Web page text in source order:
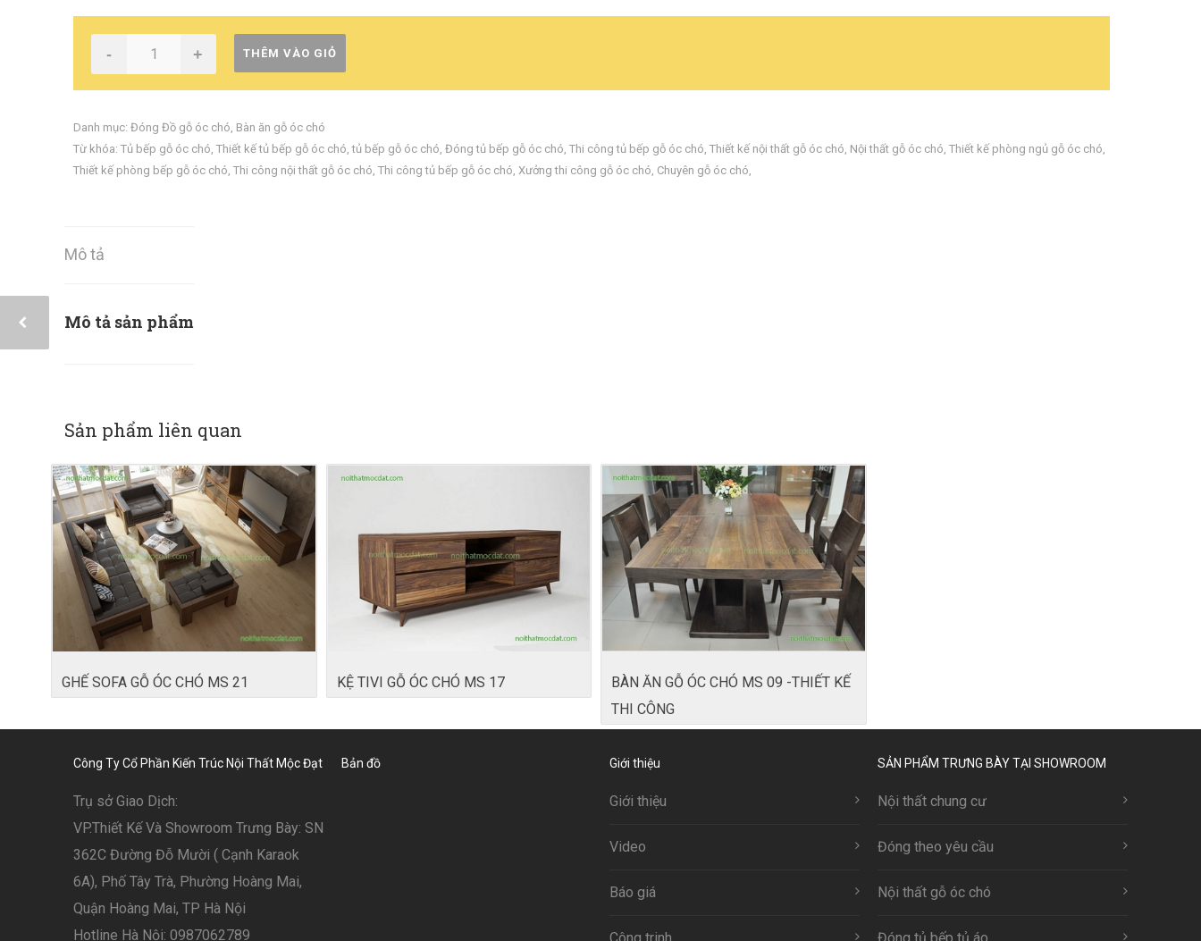
- + THÊM VÀO GIỎ
Danh mục: Đóng Đồ gỗ óc chó, Bàn ăn gỗ óc chó
Từ khóa: Tủ bếp gỗ óc chó, Thiết kế tủ bếp gỗ óc chó,tủ bếp gỗ óc chó, Đóng tủ bếp gỗ óc chó, Thi công tủ bếp gỗ óc chó, Thiết kế nội thất gỗ óc chó, Nội thất gỗ óc chó, Thiết kế phòng ngủ gỗ óc chó,
Thiết kế phòng bếp gỗ óc chó, Thi công nội thất gỗ óc chó, Thi công tủ bếp gỗ óc chó, Xưởng thi công gỗ óc chó, Chuyên gỗ óc chó,
Mô tả
Mô tả sản phẩm
Sản phẩm liên quan
GHẾ SOFA GỖ ÓC CHÓ MS 21 KỆ TIVI GỖ ÓC CHÓ MS 17
BÀN ĂN GỖ ÓC CHÓ MS 09 -THIẾT KẾ
THI CÔNG
Công Ty Cổ Phần Kiến Trúc Nội Thất Mộc Đạt
Trụ sở Giao Dịch:
VP.Thiết Kế Và Showroom Trưng Bày: SN
362C Đường Đỗ Mười ( Cạnh Karaok
6A), Phố Tây Trà, Phường Hoàng Mai,
Quận Hoàng Mai, TP Hà Nội
Hotline Hà Nội: 0987062789
Bản đồ Giới thiệu
Giới thiệu
Video
Báo giá
SẢN PHẨM TRƯNG BÀY TẠI SHOWROOM
Nội thất chung cư
Đóng theo yêu cầu
Nội thất gỗ óc chó